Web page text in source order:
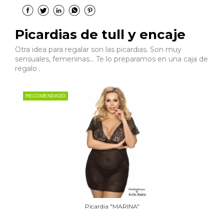
Picardias de tull y encaje
Otra idea para regalar son las picardias. Son muy
sensuales, femeninas... Te lo preparamos en una caja de
regalo .
RECOMENDADO
Picardia "MARINA"